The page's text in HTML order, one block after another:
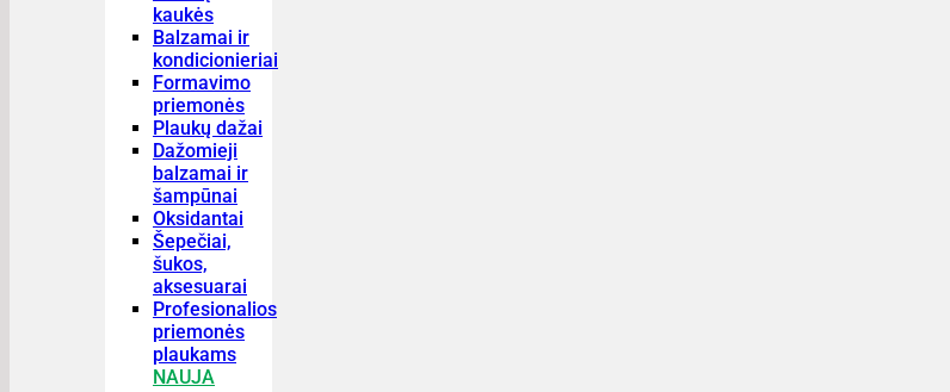
kaukės
Balzamai ir
kondicionieriai
Formavimo
priemonės
Plaukų dažai
Dažomieji
balzamai ir
šampūnai
Oksidantai
Šepečiai,
šukos,
aksesuarai
Profesionalios
priemonės
plaukams
NAUJA